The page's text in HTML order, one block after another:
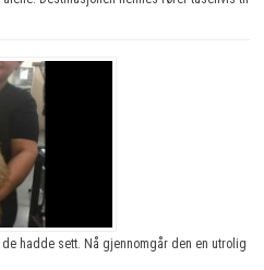
hadde sett. Nå gjennomgår den en utrolig